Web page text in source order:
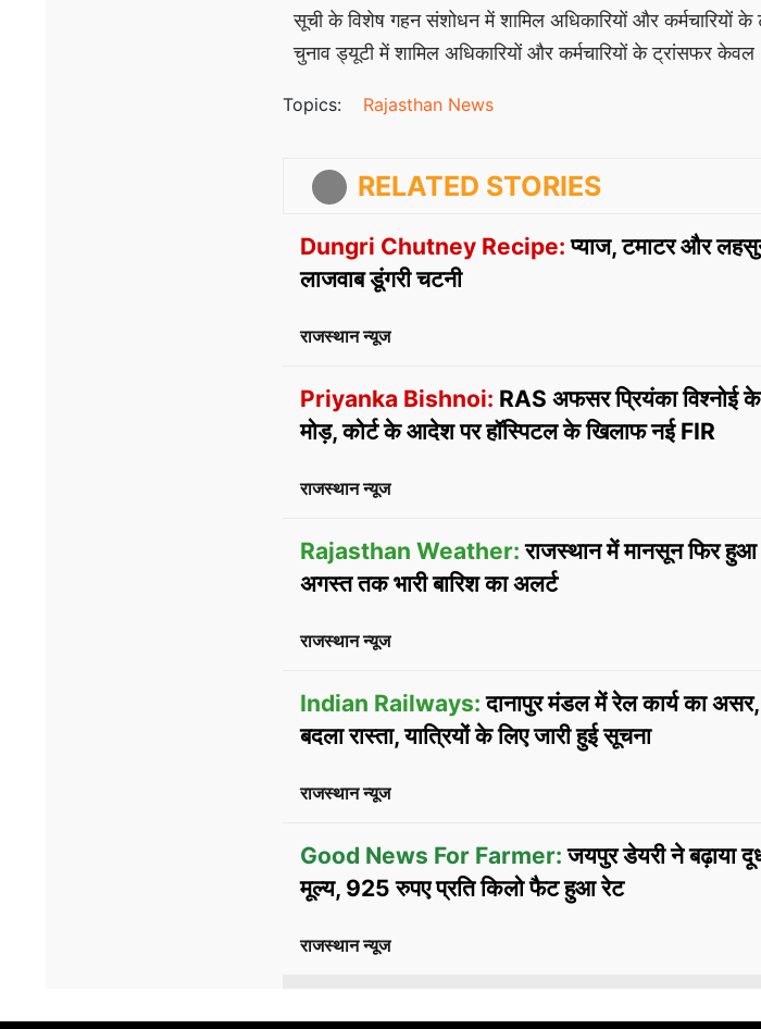
सूची के विशेष गहन संशोधन में शामिल अधिकारियों और कर्मचारियों
चुनाव ड्यूटी में शामिल अधिकारियों और कर्मचारियों के ट्रांसफर
Topics: Rajasthan News
RELATED STORIES
Dungri Chutney Recipe: प्याज, टमाटर और
लाजवाब डूंगरी चटनी
राजस्थान न्यूज
Priyanka Bishnoi: RAS अफसर प्रियंका विश्नोई
मोड़, कोर्ट के आदेश पर हॉस्पिटल के खिलाफ नई FIR
राजस्थान न्यूज
Rajasthan Weather: राजस्थान में मानसून फिर हुआ
अगस्त तक भारी बारिश का अलर्ट
राजस्थान न्यूज
Indian Railways: दानापुर मंडल में रेल कार्य का
बदला रास्ता, यात्रियों के लिए जारी हुई सूचना
राजस्थान न्यूज
Good News For Farmer: जयपुर डेयरी ने बढ़ाया
मूल्य, 925 रुपए प्रति किलो फैट हुआ रेट
राजस्थान न्यूज